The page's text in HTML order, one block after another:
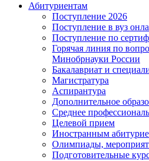
Абитуриентам
Поступление 2026
Поступление в вуз
Поступление по
Горячая линия по
Минобрнауки России
Бакалавриат и
Магистратура
Аспирантура
Дополнительное
Среднее
Целевой прием
Иностранным
Олимпиады,
Подготовительные